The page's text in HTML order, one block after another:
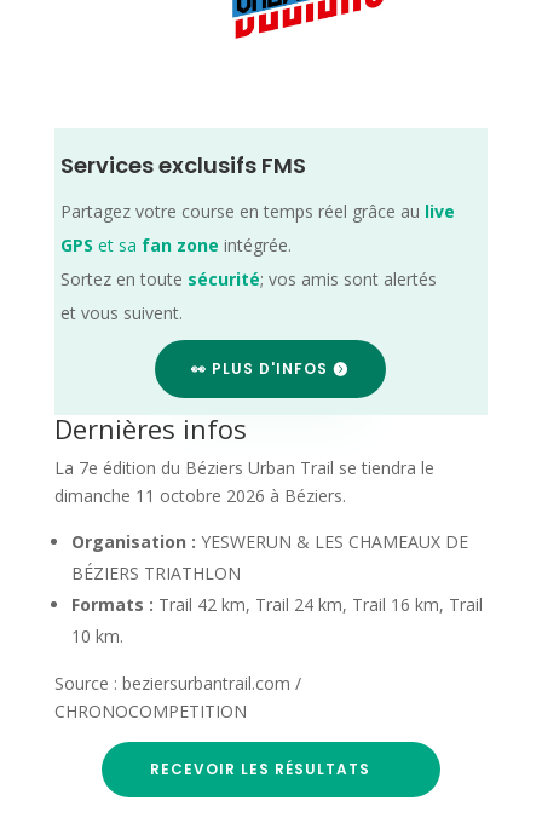
Services exclusifs FMS
Partagez votre course en temps réel grâce au live
GPS et sa fan zone intégrée.
Sortez en toute sécurité; vos amis sont alertés
et vous suivent.
👀 PLUS D'INFOS
Dernières infos
La 7e édition du Béziers Urban Trail se tiendra le
dimanche 11 octobre 2026 à Béziers.
Organisation : YESWERUN & LES CHAMEAUX DE
BÉZIERS TRIATHLON
Formats : Trail 42 km, Trail 24 km, Trail 16 km, Trail
10 km.
Source : beziersurbantrail.com /
CHRONOCOMPETITION
RECEVOIR LES RÉSULTATS